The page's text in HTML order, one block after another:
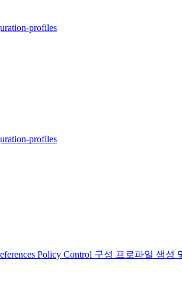
profiles
profiles
Policy Control 구성 프로파일 생성